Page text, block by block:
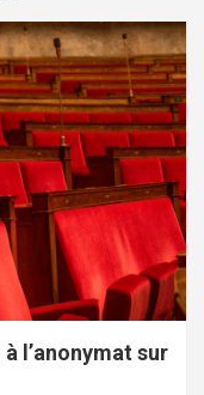
l’anonymat sur